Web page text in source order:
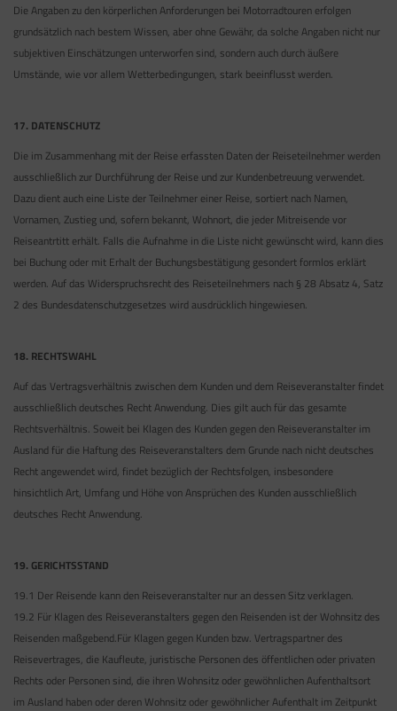
Die Angaben zu den körperlichen Anforderungen bei Motorradtouren erfolgen
grundsätzlich nach bestem Wissen, aber ohne Gewähr, da solche Angaben nicht nur
subjektiven Einschätzungen unterworfen sind, sondern auch durch äußere
Umstände, wie vor allem Wetterbedingungen, stark beeinflusst werden.
17. DATENSCHUTZ
Die im Zusammenhang mit der Reise erfassten Daten der Reiseteilnehmer werden
ausschließlich zur Durchführung der Reise und zur Kundenbetreuung verwendet.
Dazu dient auch eine Liste der Teilnehmer einer Reise, sortiert nach Namen,
Vornamen, Zustieg und, sofern bekannt, Wohnort, die jeder Mitreisende vor
Reiseantrtitt erhält. Falls die Aufnahme in die Liste nicht gewünscht wird, kann dies
bei Buchung oder mit Erhalt der Buchungsbestätigung gesondert formlos erklärt
werden. Auf das Widerspruchsrecht des Reiseteilnehmers nach § 28 Absatz 4, Satz
2 des Bundesdatenschutzgesetzes wird ausdrücklich hingewiesen.
18. RECHTSWAHL
Auf das Vertragsverhältnis zwischen dem Kunden und dem Reiseveranstalter findet
ausschließlich deutsches Recht Anwendung. Dies gilt auch für das gesamte
Rechtsverhältnis. Soweit bei Klagen des Kunden gegen den Reiseveranstalter im
Ausland für die Haftung des Reiseveranstalters dem Grunde nach nicht deutsches
Recht angewendet wird, findet bezüglich der Rechtsfolgen, insbesondere
hinsichtlich Art, Umfang und Höhe von Ansprüchen des Kunden ausschließlich
deutsches Recht Anwendung.
19. GERICHTSSTAND
19.1 Der Reisende kann den Reiseveranstalter nur an dessen Sitz verklagen.
19.2 Für Klagen des Reiseveranstalters gegen den Reisenden ist der Wohnsitz des
Reisenden maßgebend.Für Klagen gegen Kunden bzw. Vertragspartner des
Reisevertrages, die Kaufleute, juristische Personen des öffentlichen oder privaten
Rechts oder Personen sind, die ihren Wohnsitz oder gewöhnlichen Aufenthaltsort
im Ausland haben oder deren Wohnsitz oder gewöhnlicher Aufenthalt im Zeitpunkt